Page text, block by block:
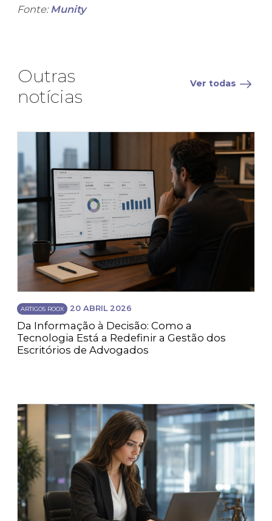
Fonte: Munity
Outras
notícias
Ver todas
ARTIGOS ROOX 20 ABRIL 2026
Da Informação à Decisão: Como a
Tecnologia Está a Redefinir a Gestão dos
Escritórios de Advogados